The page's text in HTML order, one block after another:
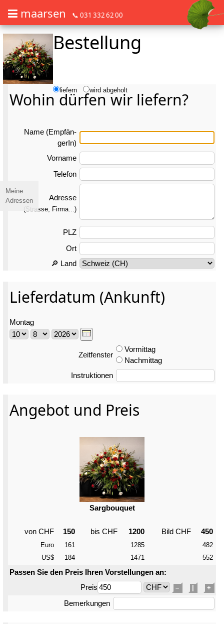
Barrierefrei Blumen bestellen mit Screenreader oder Brailliezeile,
maarsen 📞 031 332 62 00
Barrierefrei Blumen bestellen mit Screenreader oder Brailliezeile,
Bestellung
Wohin dürfen wir liefern?
Name (Emp­fän­
gerIn)
Vorname
Telefon
Adresse
(Strasse, Firma...)
PLZ
Ort
🔎 Land
Lieferdatum (Ankunft)
Montag
Zeitfenster
Vormittag
Nachmittag
Instruktionen
Angebot und Preis
Sargbouquet
von CHF 150 bis CHF 1200 Bild CHF 450
Euro 161 1285
482
US$
184 1471 552
Passen Sie den Preis Ihren Vorstellungen an:
Preis
– +
Bemerkungen
liefern wird abgeholt
Meine
Adressen